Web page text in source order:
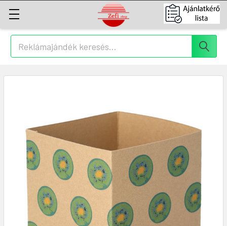
Keresés